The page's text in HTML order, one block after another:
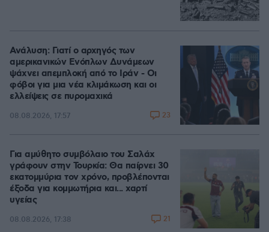
Ανάλυση: Γιατί ο αρχηγός των
αμερικανικών Ενόπλων Δυνάμεων
ψάχνει απεμπλοκή από το Ιράν - Οι
φόβοι για μια νέα κλιμάκωση και οι
ελλείψεις σε πυρομαχικά
08.08.2026, 17:57 23
Για αμύθητο συμβόλαιο του Σαλάχ
γράφουν στην Τουρκία: Θα παίρνει 30
εκατομμύρια τον χρόνο, προβλέπονται
έξοδα για κομμωτήρια και... χαρτί
υγείας
08.08.2026, 17:38 21